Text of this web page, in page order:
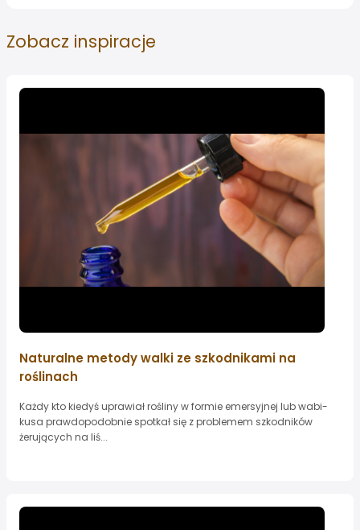
Zobacz inspiracje
Naturalne metody walki ze szkodnikami na
roślinach
Każdy kto kiedyś uprawiał rośliny w formie emersyjnej lub wabi-
kusa prawdopodobnie spotkał się z problemem szkodników
żerujących na liś...